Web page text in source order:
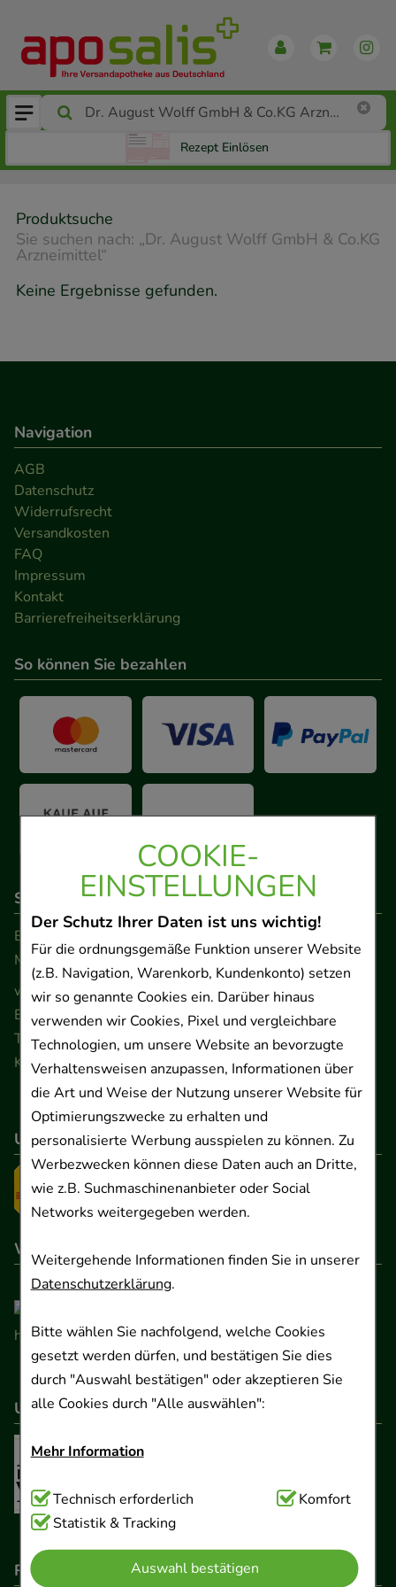
COOKIE-
EINSTELLUNGEN
Der Schutz Ihrer Daten ist uns wichtig!
Für die ordnungsgemäße Funktion unserer Website
(z.B. Navigation, Warenkorb, Kundenkonto) setzen
wir so genannte Cookies ein. Darüber hinaus
verwenden wir Cookies, Pixel und vergleichbare
Technologien, um unsere Website an bevorzugte
Verhaltensweisen anzupassen, Informationen über
die Art und Weise der Nutzung unserer Website für
Optimierungszwecke zu erhalten und
personalisierte Werbung ausspielen zu können. Zu
Werbezwecken können diese Daten auch an Dritte,
wie z.B. Suchmaschinenanbieter oder Social
Networks weitergegeben werden.
Weitergehende Informationen finden Sie in unserer
Datenschutzerklärung.
Bitte wählen Sie nachfolgend, welche Cookies
gesetzt werden dürfen, und bestätigen Sie dies
durch "Auswahl bestätigen" oder akzeptieren Sie
alle Cookies durch "Alle auswählen":
Mehr Information
Technisch Notwendig:Hierbei handelt es sich um
Cookies, die für die Grundfunktionen unserer
Website notwendig sind (z.B. Navigation,
Warenkorb, Kundenkonto), weshalb auf diese nicht
Technisch erforderlich
Komfort
Statistik & Tracking
Auswahl bestätigen
Rezept Einlösen
Produktsuche
Sie suchen nach: „Dr. August Wolff GmbH & Co.KG
Arzneimittel“
Keine Ergebnisse gefunden.
Navigation
AGB
Datenschutz
Widerrufsrecht
Versandkosten
FAQ
Impressum
Kontakt
Barrierefreiheitserklärung
So können Sie bezahlen
So erreichen Sie uns
Beratung und Kundenservice:
Montag - Freitag von 9.00 bis 17.00 Uhr
www.ApoSalis.de· E-Mail: info@ApoSalis.de
Ernst-August-Platz 2 · 30159 Hannover
Telefon 0511 89 71 80 0 · Fax 0511 89 71 80 11
Kontaktformular
Unser Versanddienstleister
Wir sind hier gelistet
Unser Netzwerk
Rechtliche Pflichtangaben